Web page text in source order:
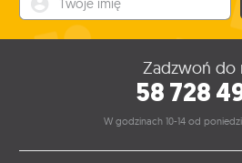
Zadzwoń do
58 728
W godzinach 10-14 od